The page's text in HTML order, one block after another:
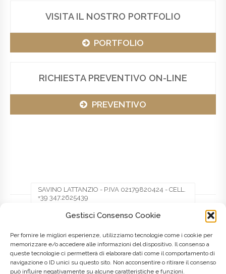
Gestisci Consenso Cookie
Per fornire le migliori esperienze, utilizziamo tecnologie come i cookie per
memorizzare e/o accedere alle informazioni del dispositivo. Il consenso a
queste tecnologie ci permetterà di elaborare dati come il comportamento di
navigazione o ID unici su questo sito. Non acconsentire o ritirare il consenso
può influire negativamente su alcune caratteristiche e funzioni.
VISITA IL NOSTRO PORTFOLIO
PORTFOLIO
RICHIESTA PREVENTIVO ON-LINE
PREVENTIVO
SAVINO LATTANZIO - P.IVA 02179820424 - CELL.
+39 347.2625439
Facebook Twitter Pinterest
LinkedIn